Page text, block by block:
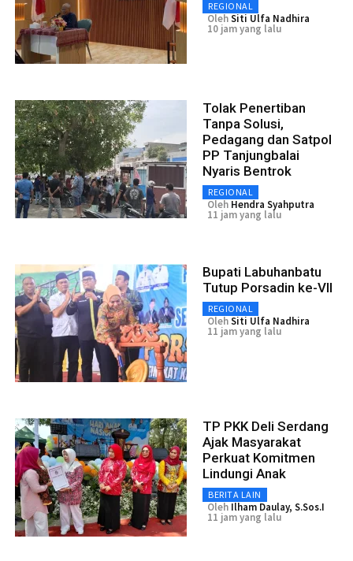
REGIONAL
OlehSiti Ulfa Nadhira
10 jam yang lalu
Tolak Penertiban
Tanpa Solusi,
Pedagang dan Satpol
PP Tanjungbalai
Nyaris Bentrok
REGIONAL
Oleh Hendra Syahputra
11 jam yang lalu
Bupati Labuhanbatu
Tutup Porsadin ke-VII
REGIONAL
OlehSiti Ulfa Nadhira
11 jam yang lalu
TP PKK Deli Serdang
Ajak Masyarakat
Perkuat Komitmen
Lindungi Anak
BERITA LAIN
Oleh Ilham Daulay, S.Sos.I
11 jam yang lalu